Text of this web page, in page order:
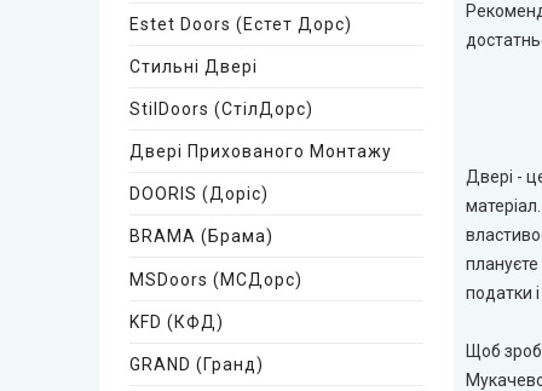
Міністерство Дверей
BEREZ (Берез)
ARTIZ (Артиз)
Estet Doors (Естет Дорс)
Стильні Двері
StilDoors (СтілДорс)
Двері Прихованого Монтажу
DOORIS (Доріс)
BRAMA (Брама)
MSDoors (МСДорс)
KFD (КФД)
GRAND (Гранд)
Двері -
плануєте
податки
Щоб